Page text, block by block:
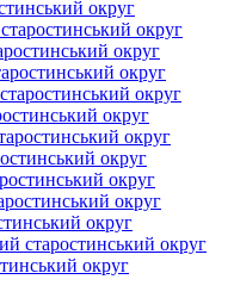
округ
округ
округ
округ
округ
округ
округ
округ
округ
округ
округ
старостинський округ
округ